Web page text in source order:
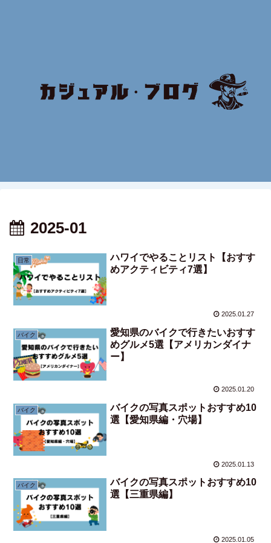
2025-01
日常
ハワイでやることリスト【おすす
めアクティビティ7選】
2025.01.27
バイク
愛知県のバイクで行きたいおすす
めグルメ5選【アメリカンダイナ
ー】
2025.01.20
バイク
バイクの写真スポットおすすめ10
選【愛知県編・穴場】
2025.01.13
バイク
バイクの写真スポットおすすめ10
選【三重県編】
2025.01.05